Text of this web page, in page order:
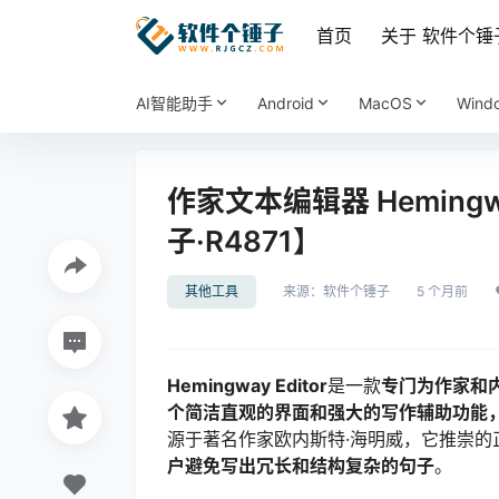
首页 关于 软件个锤
AI智能助手 Android MacOS
作家文本编辑器
子·R4871】
其他工具 来源： 软件个锤子 5 个月前
Hemingway Editor是一款专门为作家和
个简洁直观的界面和强大的写作辅助功能
源于著名作家欧内斯特·海明威，它推崇
户避免写出冗长和结构复杂的句子。